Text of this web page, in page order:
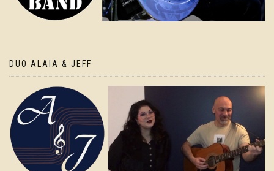
DUO ALAIA & JEFF